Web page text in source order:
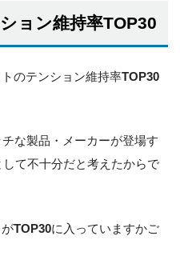
ョン維持率TOP30
のテンション維持率TOP30
な製品・メーカーが登場す
て不十分だと考えたからで
TOP30に入っていますかご